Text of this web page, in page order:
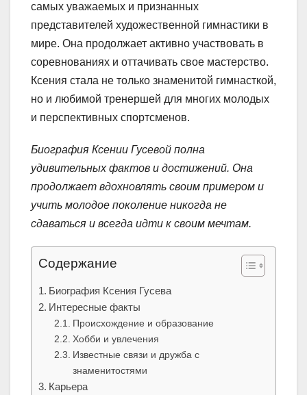
самых уважаемых и признанных
представителей художественной гимнастики в
мире. Она продолжает активно участвовать в
соревнованиях и оттачивать свое мастерство.
Ксения стала не только знаменитой гимнасткой,
но и любимой тренершей для многих молодых
и перспективных спортсменов.
Биография Ксении Гусевой полна
удивительных фактов и достижений. Она
продолжает вдохновлять своим примером и
учить молодое поколение никогда не
сдаваться и всегда идти к своим мечтам.
Содержание
Биография Ксения Гусева
Интересные факты
Происхождение и образование
Хобби и увлечения
Известные связи и дружба с
знаменитостями
Карьера